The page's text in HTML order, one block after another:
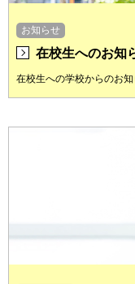
お知らせ
在校生へのお知
在校生への学校からのお知